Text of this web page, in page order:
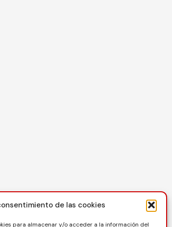
de las cookies
para almacenar y/o acceder a la información del
Contacto